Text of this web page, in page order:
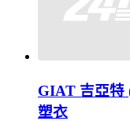
GIAT 吉亞特
塑衣